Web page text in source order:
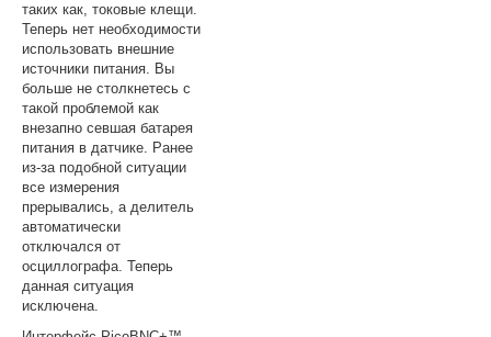
таких как, токовые клещи.
Теперь нет необходимости
использовать внешние
источники питания. Вы
больше не столкнетесь с
такой проблемой как
внезапно севшая батарея
питания в датчике. Ранее
из-за подобной ситуации
все измерения
прерывались, а делитель
автоматически
отключался от
осциллографа. Теперь
данная ситуация
исключена.